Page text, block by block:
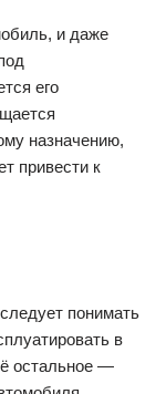
и даже
его
назначению,
привести к
понимать
в
остальное —